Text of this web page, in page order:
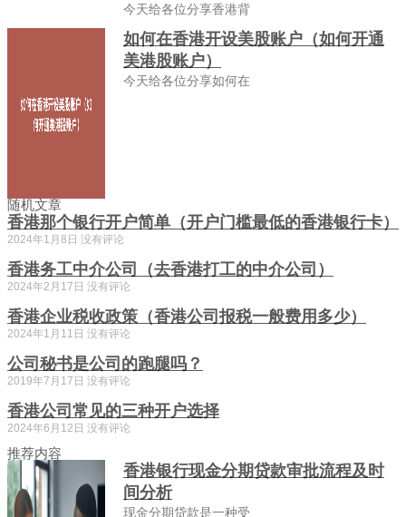
今天给各位分享香港背
如何在香港开设美股账户（如何开通
美港股账户）
今天给各位分享如何在
随机文章
香港那个银行开户简单（开户门槛最低的香港银行卡）
2024年1月8日 没有评论
香港务工中介公司（去香港打工的中介公司）
2024年2月17日 没有评论
香港企业税收政策（香港公司报税一般费用多少）
2024年1月11日 没有评论
公司秘书是公司的跑腿吗？
2019年7月17日 没有评论
香港公司常见的三种开户选择
2024年6月12日 没有评论
推荐内容
香港银行现金分期贷款审批流程及时
间分析
现金分期贷款是一种受